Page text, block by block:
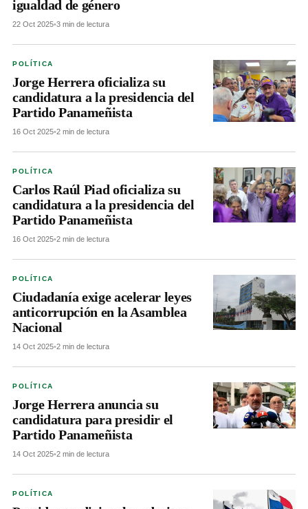
igualdad de género
22 Oct 2025•3 min de lectura
POLÍTICA
Jorge Herrera oficializa su
candidatura a la presidencia del
Partido Panameñista
16 Oct 2025•2 min de lectura
POLÍTICA
Carlos Raúl Piad oficializa su
candidatura a la presidencia del
Partido Panameñista
16 Oct 2025•2 min de lectura
POLÍTICA
Ciudadanía exige acelerar leyes
anticorrupción en la Asamblea
Nacional
14 Oct 2025•2 min de lectura
POLÍTICA
Jorge Herrera anuncia su
candidatura para presidir el
Partido Panameñista
14 Oct 2025•2 min de lectura
POLÍTICA